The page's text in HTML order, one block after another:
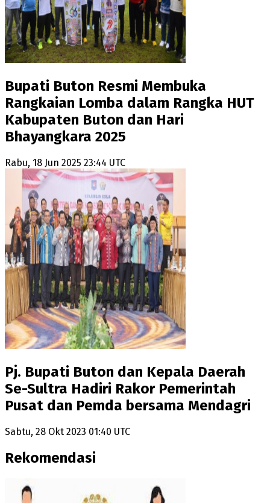
Bupati Buton Resmi Membuka
Rangkaian Lomba dalam Rangka HUT
Kabupaten Buton dan Hari
Bhayangkara 2025
Rabu, 18 Jun 2025 23:44 UTC
Pj. Bupati Buton dan Kepala Daerah
Se-Sultra Hadiri Rakor Pemerintah
Pusat dan Pemda bersama Mendagri
Sabtu, 28 Okt 2023 01:40 UTC
Rekomendasi